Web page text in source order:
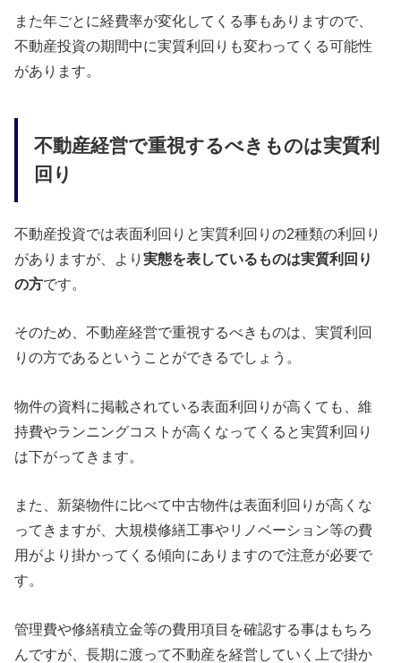
また年ごとに経費率が変化してくる事もありますので、
不動産投資の期間中に実質利回りも変わってくる可能性
があります。
不動産経営で重視するべきものは実質利
回り
不動産投資では表面利回りと実質利回りの2種類の利回り
がありますが、より実態を表しているものは実質利回り
の方です。
そのため、不動産経営で重視するべきものは、実質利回
りの方であるということができるでしょう。
物件の資料に掲載されている表面利回りが高くても、維
持費やランニングコストが高くなってくると実質利回り
は下がってきます。
また、新築物件に比べて中古物件は表面利回りが高くな
ってきますが、大規模修繕工事やリノベーション等の費
用がより掛かってくる傾向にありますので注意が必要で
す。
管理費や修繕積立金等の費用項目を確認する事はもちろ
んですが、長期に渡って不動産を経営していく上で掛か